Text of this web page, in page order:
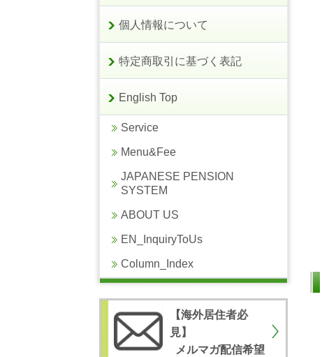
個人情報について
特定商取引に基づく表記
English Top
Service
Menu&Fee
JAPANESE PENSION
SYSTEM
ABOUT US
EN_InquiryToUs
Column_Index
【海外居住者必
見】
メルマガ配信希望